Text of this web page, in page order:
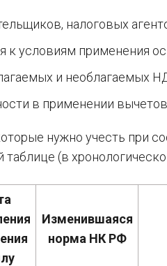
налоговых
к условиям применения
и необлагаемых
в применении вычетов.
нужно учесть при
(в
Изменившаяся
норма НК РФ